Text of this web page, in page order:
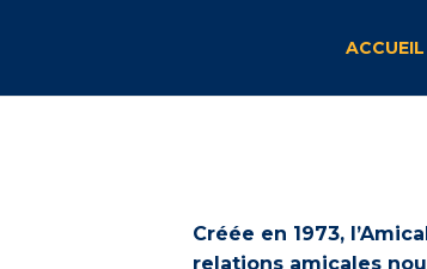
ACCUEIL
Créée en 1973,
relations amicales